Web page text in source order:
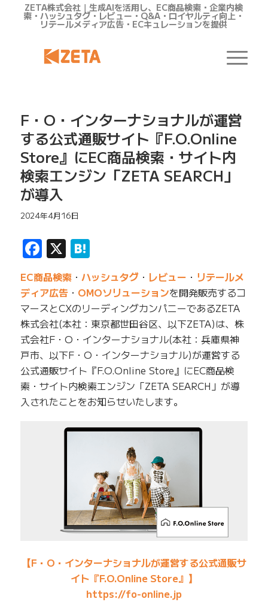
ZETA株式会社｜生成AIを活用し、EC商品検索・企業内検
索・ハッシュタグ・レビュー・Q&A・ロイヤルティ向上・
リテールメディア広告・ECキュレーションを提供
F・O・インターナショナルが運営
する公式通販サイト『F.O.Online
Store』にEC商品検索・サイト内
検索エンジン「ZETA SEARCH」
が導入
2024年4月16日
Facebook
X Hatena
EC商品検索・ ハッシュタグ・ レビュー ・ リテールメ
ディア広告・ OMOソリューションを開発販売するコ
マースとCXのリーディングカンパニーであるZETA
株式会社(本社：東京都世田谷区、以下ZETA)は、株
式会社F・O・インターナショナル(本社：兵庫県神
戸市、以下F・O・インターナショナル)が運営する
公式通販サイト『F.O.Online Store』にEC商品検
索・サイト内検索エンジン「ZETA SEARCH」が導
入されたことをお知らせいたします。
【F・O・インターナショナルが運営する公式通販サ
イト『F.O.Online Store』】
https://fo-online.jp